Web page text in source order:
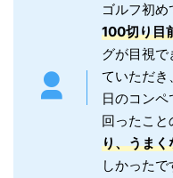
ゴルフ初め
100切り目
グが目視で
ていただき、
日のコン
回ったこと
り、うまく
しかった